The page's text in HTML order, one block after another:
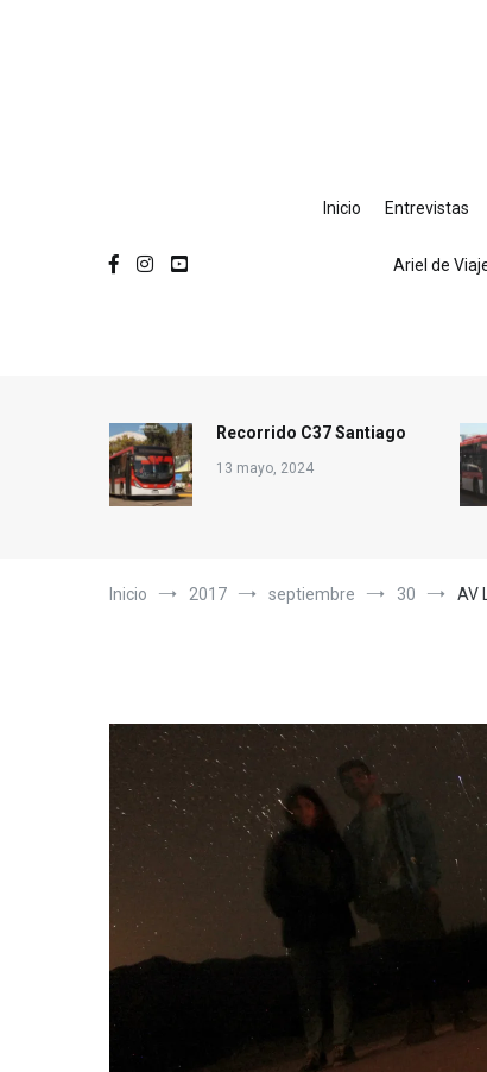
Inicio Entrevistas
Ariel de
Recorrido C37 Santiago
13 mayo, 2024
Inicio 2017 septiembre 30 AV